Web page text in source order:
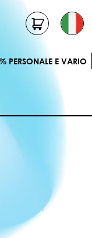
PERSONALE E VARIO